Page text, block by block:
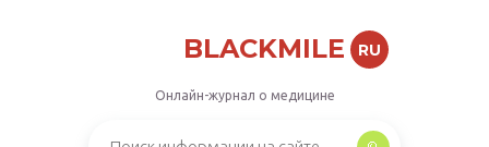
BLACKMILE RU
Онлайн-журнал о медицине